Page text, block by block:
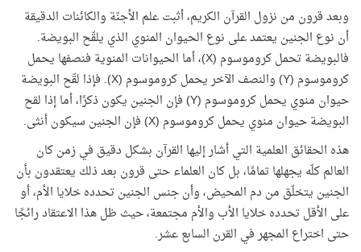
وبعد قرون من نزول القرآن الكريم، أثبت علم الأجنّة والكائنات الدقيقة
أن نوع الجنين يعتمد على نوع الحيوان المنوي الذي يلقّح البويضة.
فالبويضة تحمل كروموسوم (X)، أما الحيوانات المنوية فنصفها يحمل
كروموسوم (Y) والنصف الآخر يحمل كروموسوم (X). فإذا لقّح البويضة
حيوان منوي يحمل كروموسوم (Y) فإن الجنين يكون ذكرًا، أما إذا لقح
البويضة حيوان منوي يحمل كروموسوم (X) فإن الجنين سيكون أنثى.
هذه الحقائق العلمية التي أشار إليها القرآن بشكل دقيق في زمن كان
العالم كلّه يجهلها تمامًا، بل كان العلماء حتى قرون بعد ذلك يعتقدون بأن
الجنين يتخلّق من دم المحيض، وأن جنس الجنين تحدده خلايا الأم، أو
على الأقل تحدده خلايا الأب والأم مجتمعة، حيث ظل هذا الاعتقاد رائجًا
حتى اختراع المجهر في القرن السابع عشر.